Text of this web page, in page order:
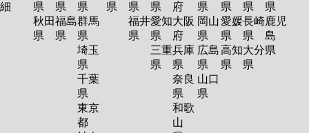
細
県
秋田
県
県
福島
県
県
群馬
県
埼玉
県
千葉
県
東京
都
県 県
福井
県
県
愛知
県
三重
県
府
大阪
府
兵庫
県
奈良
県
和歌
山
県
岡山
県
広島
県
山口
県
県
愛媛
県
高知
県
県
長崎
県
大分
県
県
鹿児
島
県